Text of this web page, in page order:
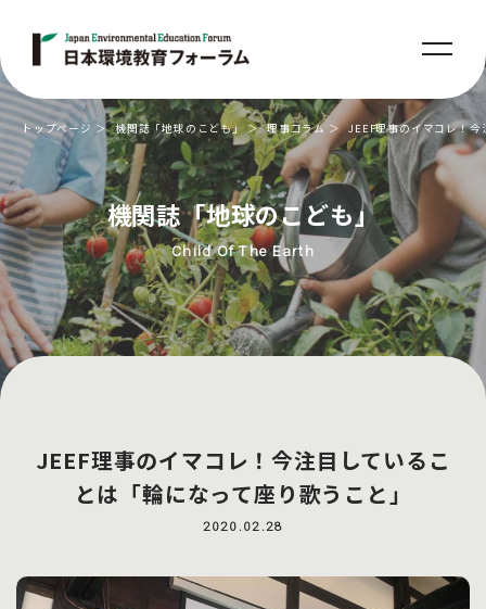
機関誌「地球のこども」
Child Of The Earth
トップページ 機関誌「地球のこども」 理事コラム JEEF理事のイマコレ！
JEEF理事のイマコレ！今注目しているこ
とは「輪になって座り歌うこと」
2020.02.28